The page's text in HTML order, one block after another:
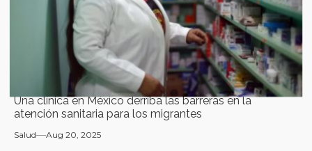
Una clínica en México derriba las barreras en la
atención sanitaria para los migrantes
Salud Aug 20, 2025